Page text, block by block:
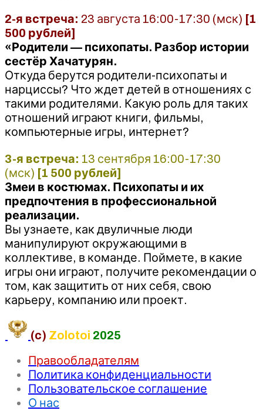
2-я встреча: 23 августа 16:00-17:30 (мск) [1
500 рублей]
«Родители — психопаты. Разбор истории
сестёр Хачатурян.
Откуда берутся родители-психопаты и
нарциссы? Что ждет детей в отношениях с
такими родителями. Какую роль для таких
отношений играют книги, фильмы,
компьютерные игры, интернет?
3-я встреча: 13 сентября 16:00-17:30
(мск) [1 500 рублей]
Змеи в костюмах. Психопаты и их
предпочтения в профессиональной
реализации.
Вы узнаете, как двуличные люди
манипулируют окружающими в
коллективе, в команде. Поймете, в какие
игры они играют, получите рекомендации о
том, как защитить от них себя, свою
карьеру, компанию или проект.
(c) Zolotoi 2025
Правообладателям
Политика конфиденциальности
Пользовательское соглашение
О нас